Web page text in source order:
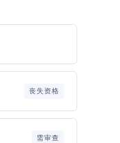
丧失资格
需审查